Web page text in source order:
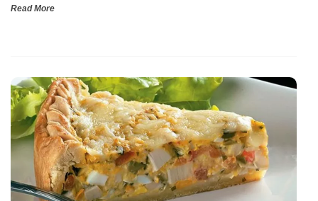
Read More